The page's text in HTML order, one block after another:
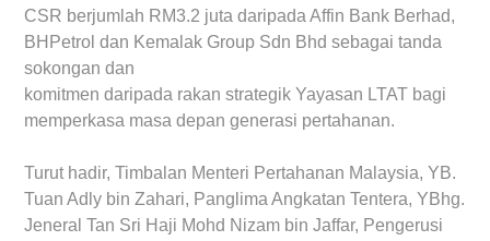
CSR berjumlah RM3.2 juta daripada Affin Bank Berhad,
BHPetrol dan Kemalak Group Sdn Bhd sebagai tanda
sokongan dan
komitmen daripada rakan strategik Yayasan LTAT bagi
memperkasa masa depan generasi pertahanan.
Turut hadir, Timbalan Menteri Pertahanan Malaysia, YB.
Tuan Adly bin Zahari, Panglima Angkatan Tentera, YBhg.
Jeneral Tan Sri Haji Mohd Nizam bin Jaffar, Pengerusi